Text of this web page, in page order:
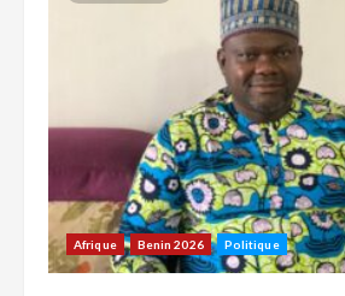
Afrique Benin 2026 Politique